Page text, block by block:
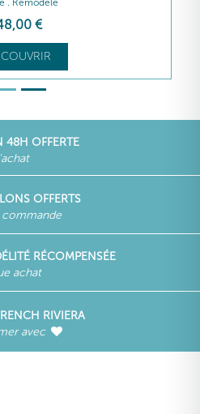
. Remodèle
,00 €
48H OFFERTE
OFFERTS
RÉCOMPENSÉE
achat
RIVIERA
avec